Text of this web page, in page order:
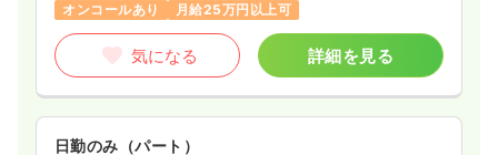
オンコールあり
月給25万円以上可
気になる 詳細を見る
日勤のみ（パート）